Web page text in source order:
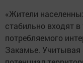
«Жители
стабильно входят
потребляемого
Закамье. Учитывая